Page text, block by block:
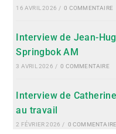
16 AVRIL 2026 / 0 COMMENTAIRE
Interview de Jean-
Springbok AM
3 AVRIL 2026 / 0 COMMENTAIRE
Interview de
au travail
2 FÉVRIER 2026 / 0 COMMENTAIRE